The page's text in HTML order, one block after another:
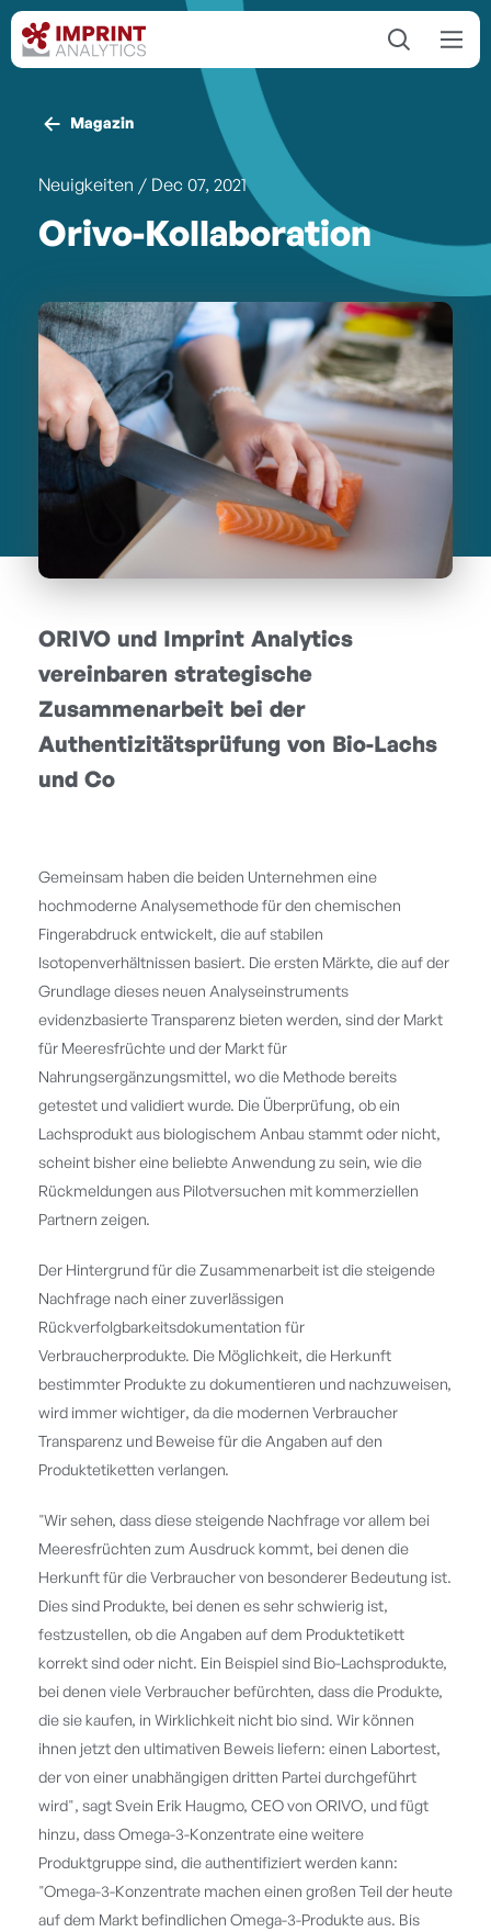
Magazin
Neuigkeiten / Dec 07, 2021
Orivo-Kollaboration
ORIVO und Imprint Analytics
vereinbaren strategische
Zusammenarbeit bei der
Authentizitätsprüfung von Bio-Lachs
und Co
Gemeinsam haben die beiden Unternehmen eine
hochmoderne Analysemethode für den chemischen
Fingerabdruck entwickelt, die auf stabilen
Isotopenverhältnissen basiert. Die ersten Märkte, die auf der
Grundlage dieses neuen Analyseinstruments
evidenzbasierte Transparenz bieten werden, sind der Markt
für Meeresfrüchte und der Markt für
Nahrungsergänzungsmittel, wo die Methode bereits
getestet und validiert wurde. Die Überprüfung, ob ein
Lachsprodukt aus biologischem Anbau stammt oder nicht,
scheint bisher eine beliebte Anwendung zu sein, wie die
Rückmeldungen aus Pilotversuchen mit kommerziellen
Partnern zeigen.
Der Hintergrund für die Zusammenarbeit ist die steigende
Nachfrage nach einer zuverlässigen
Rückverfolgbarkeitsdokumentation für
Verbraucherprodukte. Die Möglichkeit, die Herkunft
bestimmter Produkte zu dokumentieren und nachzuweisen,
wird immer wichtiger, da die modernen Verbraucher
Transparenz und Beweise für die Angaben auf den
Produktetiketten verlangen.
"Wir sehen, dass diese steigende Nachfrage vor allem bei
Meeresfrüchten zum Ausdruck kommt, bei denen die
Herkunft für die Verbraucher von besonderer Bedeutung ist.
Dies sind Produkte, bei denen es sehr schwierig ist,
festzustellen, ob die Angaben auf dem Produktetikett
korrekt sind oder nicht. Ein Beispiel sind Bio-Lachsprodukte,
bei denen viele Verbraucher befürchten, dass die Produkte,
die sie kaufen, in Wirklichkeit nicht bio sind. Wir können
ihnen jetzt den ultimativen Beweis liefern: einen Labortest,
der von einer unabhängigen dritten Partei durchgeführt
wird", sagt Svein Erik Haugmo, CEO von ORIVO, und fügt
hinzu, dass Omega-3-Konzentrate eine weitere
Produktgruppe sind, die authentifiziert werden kann:
"Omega-3-Konzentrate machen einen großen Teil der heute
auf dem Markt befindlichen Omega-3-Produkte aus. Bis